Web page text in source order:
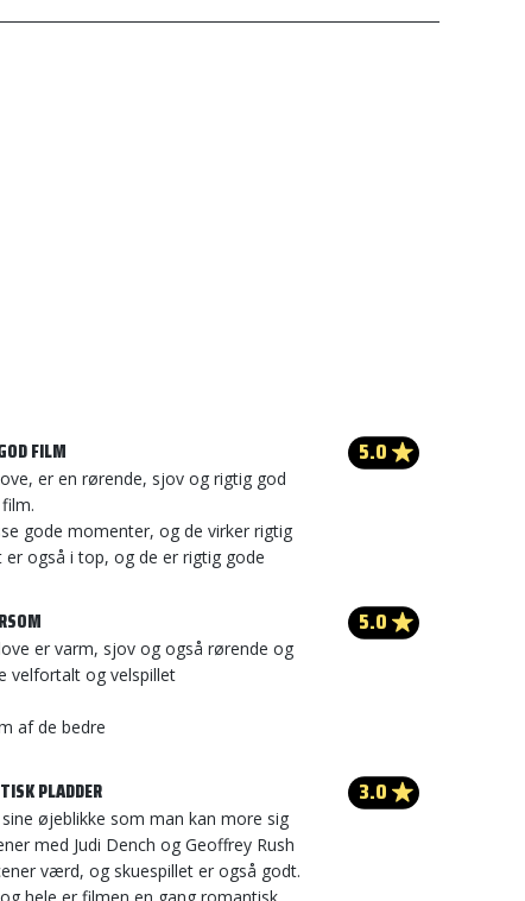
FILM
er en rørende, sjov og rigtig god
gode momenter, og de virker rigtig
er også i top, og de er rigtig gode
5.0
er varm, sjov og også rørende og
velfortalt og velspillet
af de bedre
5.0
PLADDER
øjeblikke som man kan more sig
med Judi Dench og Geoffrey Rush
værd, og skuespillet er også godt.
3.0